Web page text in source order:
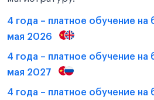
4 года – платное обучение на
мая 2026
4 года – платное обучение на
мая 2027
4 года – платное обучение на